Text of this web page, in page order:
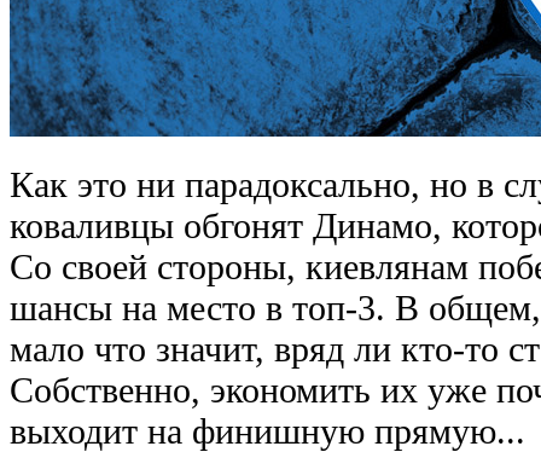
Как это ни парадоксально, но в
коваливцы обгонят Динамо,
Со своей стороны, киевлянам
шансы на место в топ-3. В общем,
мало что значит, вряд ли кто-то
Собственно, экономить их уже
выходит на финишную прямую...